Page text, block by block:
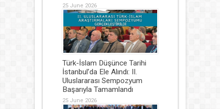
25 June 2026
Türk-İslam Düşünce Tarihi
İstanbul’da Ele Alındı: II.
Uluslararası Sempozyum
Başarıyla Tamamlandı
25 June 2026